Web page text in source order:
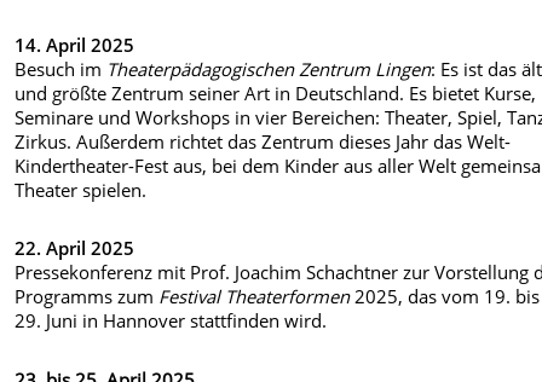
14. April 2025
Besuch im Theaterpädagogischen Zentrum Lingen: Es ist das
und größte Zentrum seiner Art in Deutschland. Es bietet Kurse,
Seminare und Workshops in vier Bereichen: Theater, Spiel,
Zirkus. Außerdem richtet das Zentrum dieses Jahr das Welt-
Kindertheater-Fest aus, bei dem Kinder aus aller Welt
Theater spielen.
22. April 2025
Pressekonferenz mit Prof. Joachim Schachtner zur Vorstellung
Programms zum Festival Theaterformen2025, das vom 19.
29. Juni in Hannover stattfinden wird.